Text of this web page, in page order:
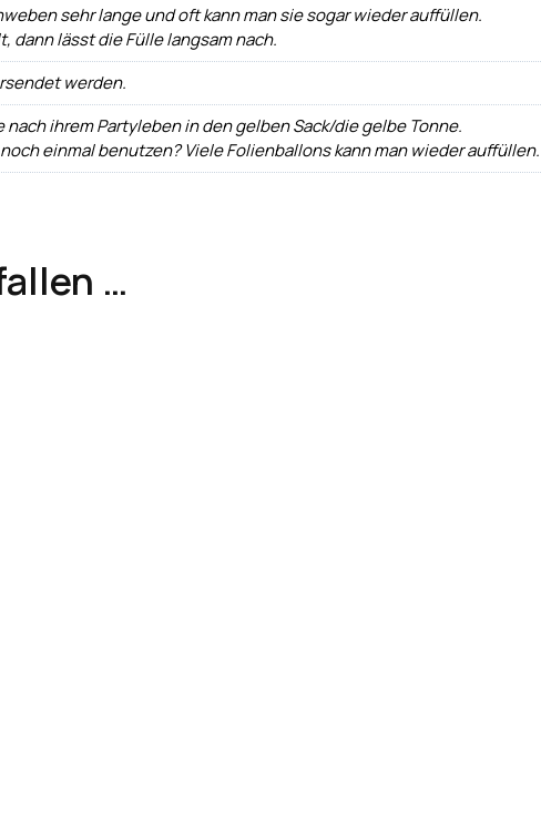
sehr lange und oft kann man sie sogar wieder auffüllen.
dann lässt die Fülle langsam nach.
werden.
ihrem Partyleben in den gelben Sack/die gelbe Tonne.
einmal benutzen? Viele Folienballons kann man wieder auffüllen.
…